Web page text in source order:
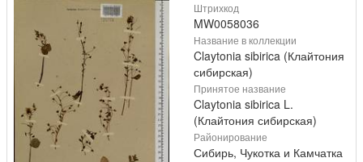
Штрихкод
MW0058036
Название в коллекции
Claytonia sibirica (Клайтония
сибирская)
Принятое название
Claytonia sibirica L.
(Клайтония сибирская)
Районирование
Сибирь, Чукотка и Камчатка